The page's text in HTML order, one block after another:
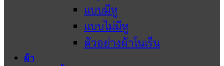
แบบมีหู
แบบไม่มีหู
ตัวอย่างผ้าโนเร็น
ผ้า